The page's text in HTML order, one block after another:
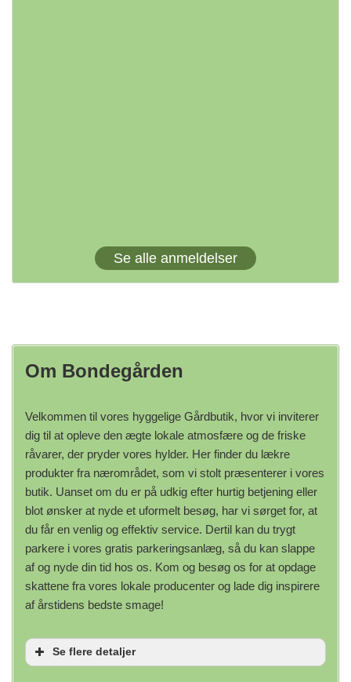
Se alle anmeldelser
Om Bondegården
Velkommen til vores hyggelige Gårdbutik, hvor vi inviterer
dig til at opleve den ægte lokale atmosfære og de friske
råvarer, der pryder vores hylder. Her finder du lækre
produkter fra nærområdet, som vi stolt præsenterer i vores
butik. Uanset om du er på udkig efter hurtig betjening eller
blot ønsker at nyde et uformelt besøg, har vi sørget for, at
du får en venlig og effektiv service. Dertil kan du trygt
parkere i vores gratis parkeringsanlæg, så du kan slappe
af og nyde din tid hos os. Kom og besøg os for at opdage
skattene fra vores lokale producenter og lade dig inspirere
af årstidens bedste smage!
Se flere detaljer